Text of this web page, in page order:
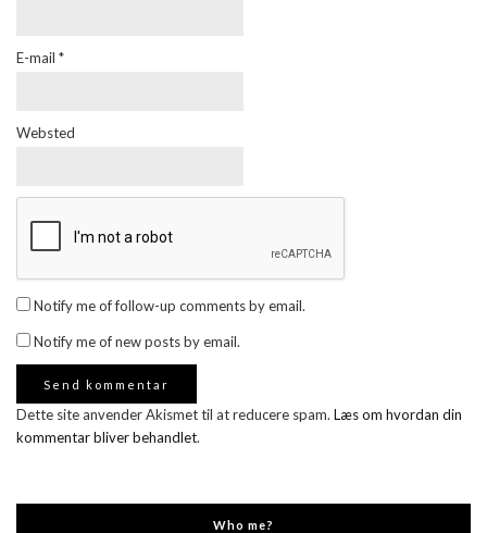
E-mail *
Websted
Notify me of follow-up comments by email.
Notify me of new posts by email.
Dette site anvender Akismet til at reducere spam. Læs om hvordan din
kommentar bliver behandlet.
Who me?